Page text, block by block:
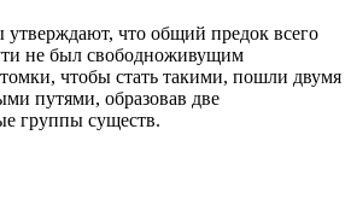
что общий предок всего
не был свободноживущим
чтобы стать такими, пошли двумя
путями, образовав две
группы существ.